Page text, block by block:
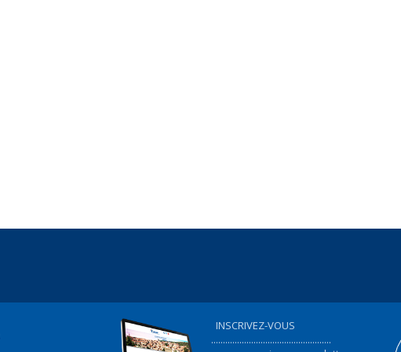
INSCRIVEZ-VOUS
...................................................